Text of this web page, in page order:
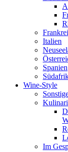
Italien
Spanien
Wine-Style
Im